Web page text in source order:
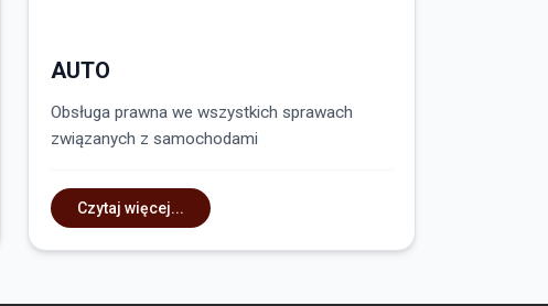
AUTO
Obsługa prawna we wszystkich sprawach
związanych z samochodami
Czytaj więcej...